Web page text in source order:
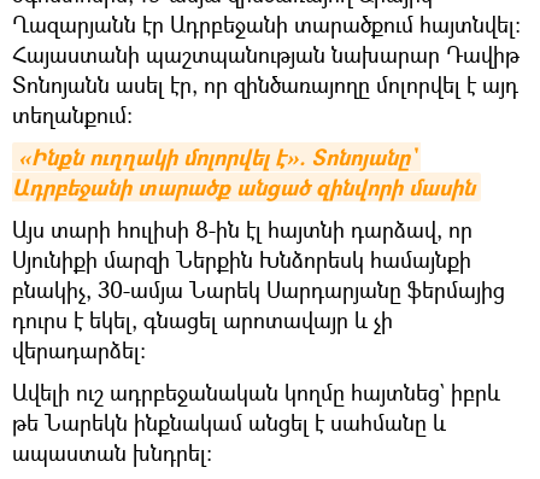
Ղազարյանն էր Ադրբեջանի տարածքում հայտնվել։
Հայաստանի պաշտպանության նախարար Դավիթ
Տոնոյանն ասել էր, որ զինծառայողը մոլորվել է այդ
տեղանքում:
«Ինքն ուղղակի մոլորվել է». Տոնոյանը`
Ադրբեջանի տարածք անցած զինվորի մասին
Այս տարի հուլիսի 8-ին էլ հայտնի դարձավ, որ
Սյունիքի մարզի Ներքին Խնձորեսկ համայնքի
բնակիչ, 30-ամյա Նարեկ Սարդարյանը ֆերմայից
դուրս է եկել, գնացել արոտավայր և չի
վերադարձել։
Ավելի ուշ ադրբեջանական կողմը հայտնեց` իբրև
թե Նարեկն ինքնակամ անցել է սահմանը և
ապաստան խնդրել։